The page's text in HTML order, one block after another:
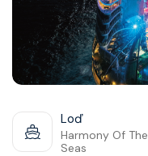
Loď
Harmony Of The
Seas